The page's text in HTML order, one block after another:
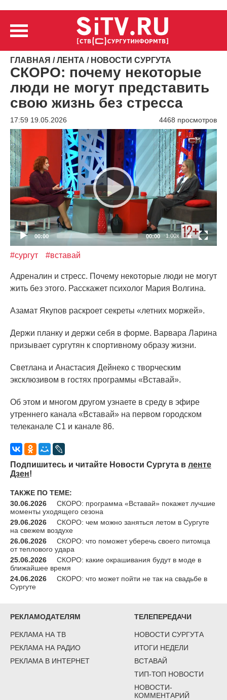
ГЛАВНАЯ /ЛЕНТА / НОВОСТИ СУРГУТА
СКОРО: почему некоторые
люди не могут представить
свою жизнь без стресса
17:59 19.05.2026 4468 просмотров
Видеоплеер
00:00 00:00 1.00x
#сургут #вставай
Адреналин и стресс. Почему некоторые люди не могут
жить без этого. Расскажет психолог Мария Волгина.
Азамат Якупов раскроет секреты «летних моржей».
Держи планку и держи себя в форме. Варвара Ларина
призывает сургутян к спортивному образу жизни.
Светлана и Анастасия Дейнеко с творческим
эксклюзивом в гостях программы «Вставай».
Об этом и многом другом узнаете в среду в эфире
утреннего канала «Вставай» на первом городском
телеканале С1 и канале 86.
Подпишитесь и читайте Новости Сургута в ленте
Дзен!
ТАКЖЕ ПО ТЕМЕ:
30.06.2026
СКОРО: программа «Вставай» покажет лучшие
моменты уходящего сезона
29.06.2026
СКОРО: чем можно заняться летом в Сургуте
на свежем воздухе
26.06.2026
СКОРО: что поможет уберечь своего питомца
от теплового удара
25.06.2026
СКОРО: какие окрашивания будут в моде в
ближайшее время
24.06.2026
СКОРО: что может пойти не так на свадьбе в
Сургуте
РЕКЛАМОДАТЕЛЯМ
РЕКЛАМА НА ТВ
РЕКЛАМА НА РАДИО
РЕКЛАМА В ИНТЕРНЕТ
ТЕЛЕПЕРЕДАЧИ
НОВОСТИ СУРГУТА
ИТОГИ НЕДЕЛИ
ВСТАВАЙ
ТИП-ТОП НОВОСТИ
НОВОСТИ-
КОММЕНТАРИЙ